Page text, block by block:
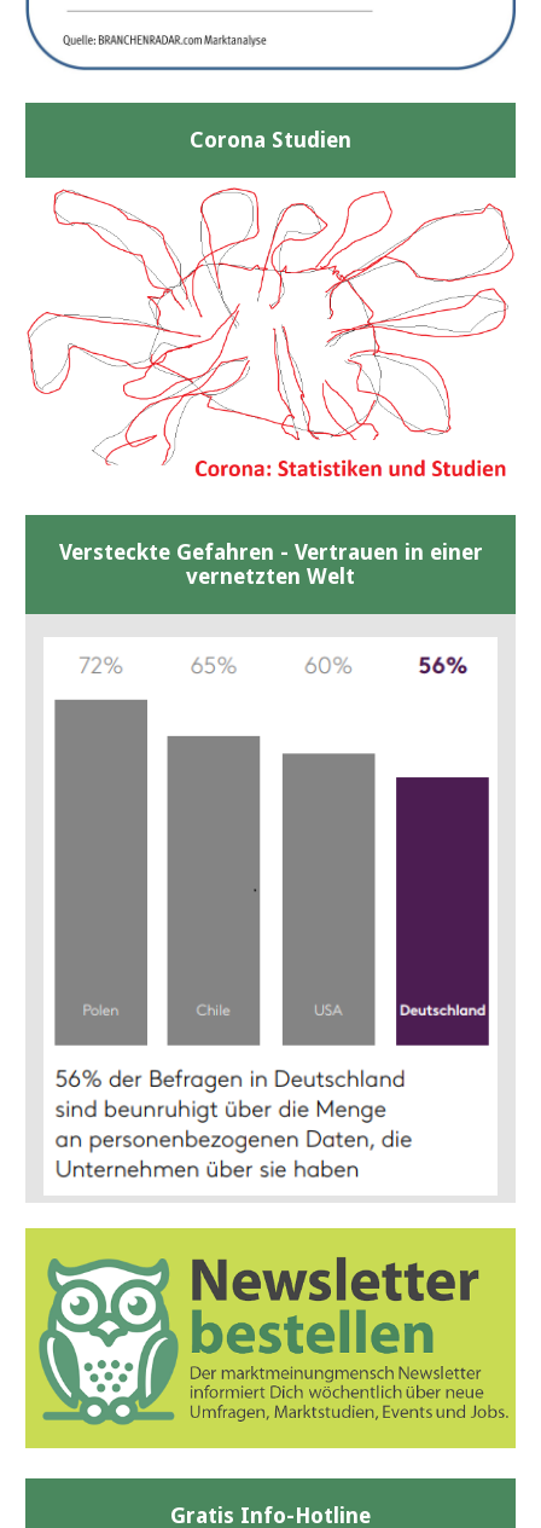
Corona Studien
Versteckte Gefahren - Vertrauen in einer
vernetzten Welt
Gratis Info-Hotline